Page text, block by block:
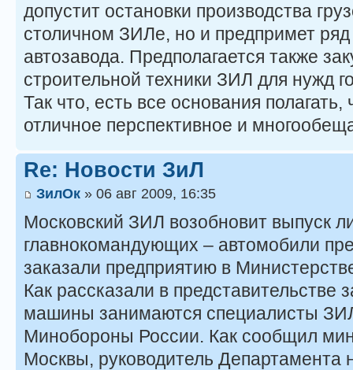
допустит остановки производства
столичном ЗИЛе, но и предпримет
автозавода. Предполагается также
строительной техники ЗИЛ для нужд
Так что, есть все основания
отличное перспективное и
Re: Новости ЗиЛ
ЗилОк » 06 авг 2009, 16:35
Московский ЗИЛ возобновит выпуск
главнокомандующих – автомобили
заказали предприятию в
Как рассказали в представительстве
машины занимаются специалисты
Минобороны России. Как сообщил
Москвы, руководитель